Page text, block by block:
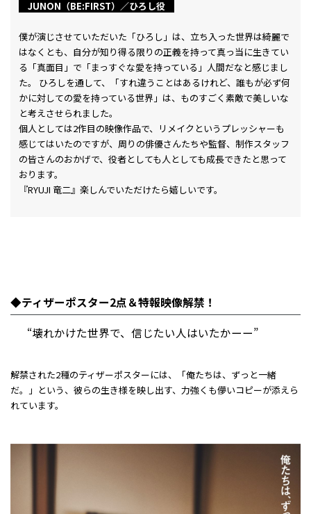
JUNON（BE:FIRST）／ひろし役
僕が演じさせていただいた「ひろし」は、立ち入った世界は綺麗で
はなくとも、自分が知り得る限りの正義を持って真っ当に生きてい
る「真面目」で「まっすぐな愛を持っている」人間だなと感じまし
た。 ひろしを通して、「すれ違うことはあるけれど、誰もが必ず何
かに対しての愛を持っている世界」は、ものすごく素敵で美しいな
と考えさせられました。
個人としては2作目の映像作品で、リメイクというプレッシャーも
感じてはいたのですが、周りの俳優さんたちや監督、制作スタッフ
の皆さんのおかげで、役者としても人としても成長できたと思って
おります。
『RYUJI ⻯二』楽しんでいただけたら嬉しいです。
◆ティザーポスター2点＆特報映像解禁！
“壊れかけた世界で、信じたい人はいたかーー”
解禁された2種のティザーポスターには、「俺たちは、ずっと一緒
だ。」という、彼らの生き様を映し出す、力強くも儚いコピーが添えら
れています。